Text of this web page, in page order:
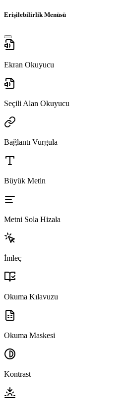
Erişilebilirlik Menüsü
Ekran Okuyucu
Seçili Alan Okuyucu
Bağlantı Vurgula
Büyük Metin
Metni Sola Hizala
İmleç
Okuma Kılavuzu
Okuma Maskesi
Kontrast